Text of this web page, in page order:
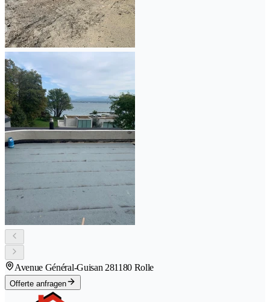
Avenue Général-Guisan 281180 Rolle
Offerte anfragen